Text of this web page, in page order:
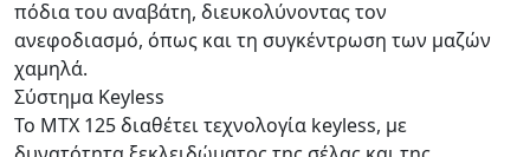
πόδια του αναβάτη, διευκολύνοντας τον
ανεφοδιασμό, όπως και τη συγκέντρωση των μαζών
χαμηλά.
Σύστημα Keyless
Το ΜΤΧ 125 διαθέτει τεχνολογία keyless, με